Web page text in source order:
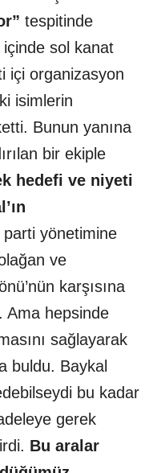
tespitinde
içinde sol kanat
içi organizasyon
isimlerin
Bunun yanına
bir ekiple
hedefi ve niyeti
yönetimine
ve
karşısına
Ama hepsinde
sağlayarak
buldu. Baykal
bu kadar
gerek
Bu aralar